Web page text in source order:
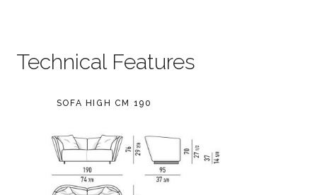
Technical Features
SOFA HIGH CM 190